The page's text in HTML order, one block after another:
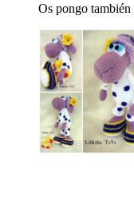
Os pongo también